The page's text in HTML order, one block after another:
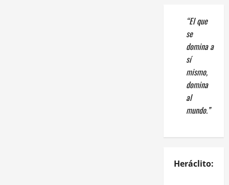
“El que
se
domina a
sí
mismo,
domina
al
mundo.”
Heráclito: